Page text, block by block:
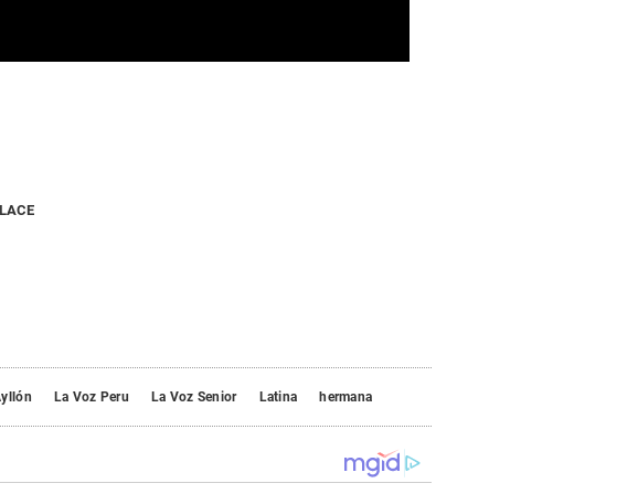
La Voz Peru La Voz Senior Latina hermana